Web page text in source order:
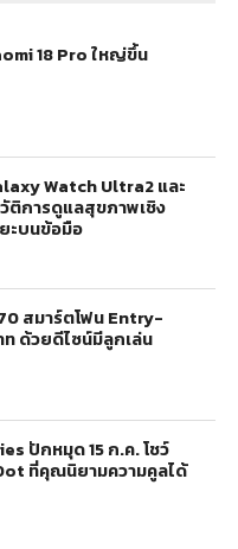
18 Pro ใหญ่ขึ้น
Watch Ultra2 และ
ติการดูแลสุขภาพเชิง
ะบนข้อมือ
สมาร์ตโฟน Entry-
ท ด้วยดีไซน์มีลูกเล่น
ปักหมุด 15 ก.ค. โชว์
ที่คุณนิยามความคูลได้